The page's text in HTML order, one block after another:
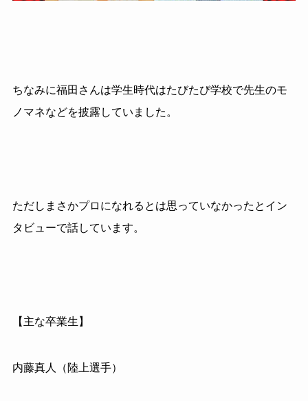
ちなみに福田さんは学生時代はたびたび学校で先生のモ
ノマネなどを披露していました。
ただしまさかプロになれるとは思っていなかったとイン
タビューで話しています。
【主な卒業生】
内藤真人（陸上選手）